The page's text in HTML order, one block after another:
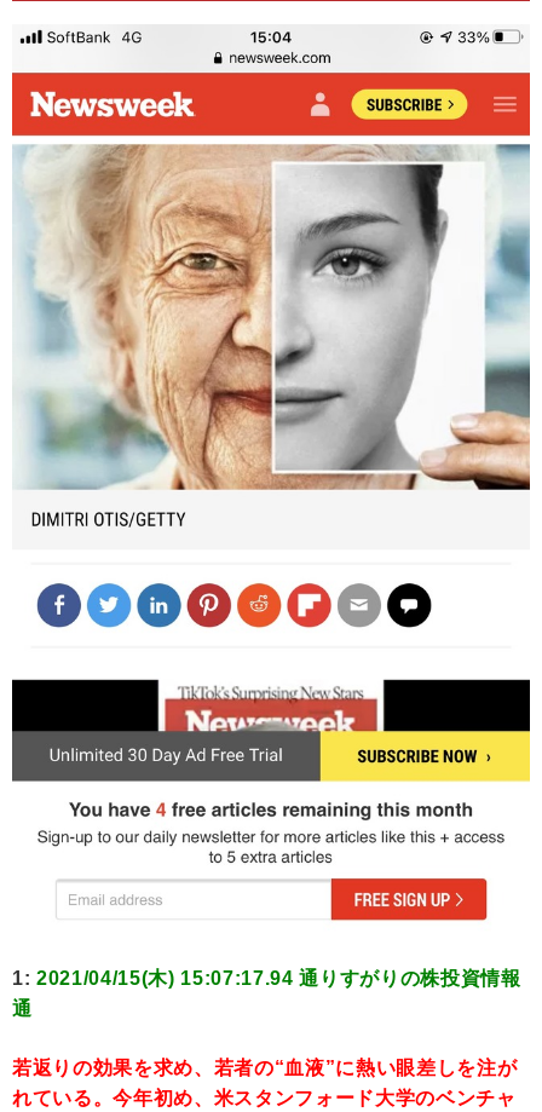
1: 2021/04/15(木) 15:07:17.94 通りすがりの株投資情報
通
若返りの効果を求め、若者の“血液”に熱い眼差しを注が
れている。今年初め、米スタンフォード大学のベンチャ